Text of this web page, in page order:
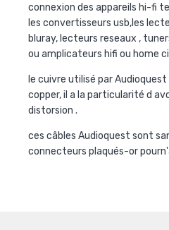
connexion des appareils hi-fi
les convertisseurs usb,les
bluray, lecteurs reseaux ,
ou amplicateurs hifi ou home
le cuivre utilisé par
copper, il a la particularité d
distorsion .
ces câbles Audioquest sont
connecteurs plaqués-or